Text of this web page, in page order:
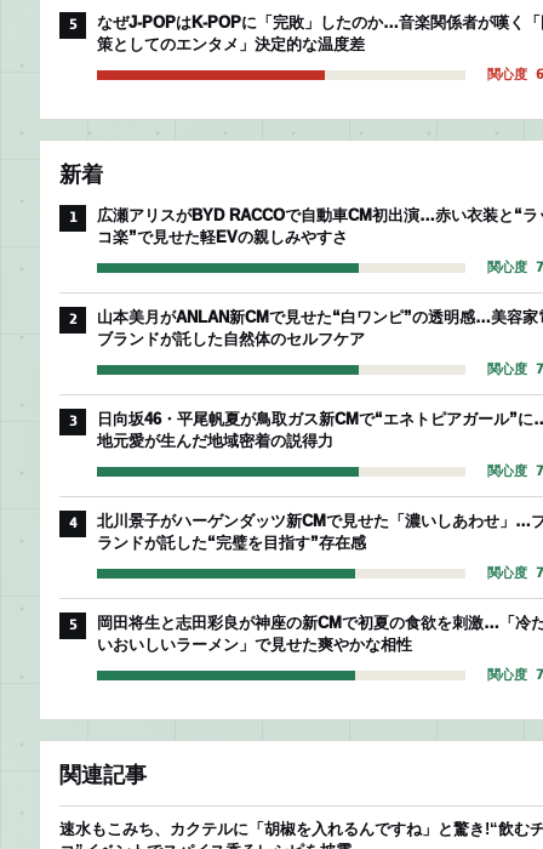
5
なぜJ-POPはK-POPに「完敗」したのか…音楽関係者が嘆く
策としてのエンタメ」決定的な温度差
関心度
新着
1
広瀬アリスがBYD RACCOで自動車CM初出演…赤い衣装と“ラ
コ楽”で見せた軽EVの親しみやすさ
関心度
2
山本美月がANLAN新CMで見せた“白ワンピ”の透明感…美容家
ブランドが託した自然体のセルフケア
関心度
3
日向坂46・平尾帆夏が鳥取ガス新CMで“エネトピアガール”に
地元愛が生んだ地域密着の説得力
関心度
4
北川景子がハーゲンダッツ新CMで見せた「濃いしあわせ」…
ランドが託した“完璧を目指す”存在感
関心度
5
岡田将生と志田彩良が神座の新CMで初夏の食欲を刺激…「冷
いおいしいラーメン」で見せた爽やかな相性
関心度
関連記事
速水もこみち、カクテルに「胡椒を入れるんですね」と驚き!“飲む